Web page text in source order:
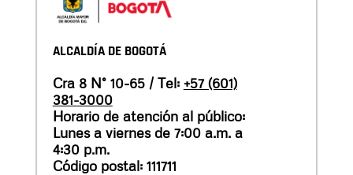
ALCALDÍA DE BOGOTÁ
Cra 8 N° 10-65 / Tel: +57 (601)
381-3000
Horario de atención al público:
Lunes a viernes de 7:00 a.m. a
4:30 p.m.
Código postal: 111711